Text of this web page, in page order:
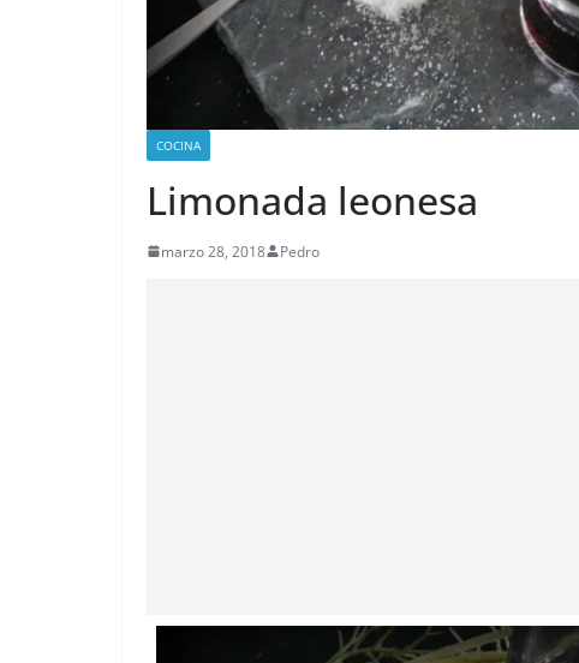
COCINA
Limonada leonesa
marzo 28, 2018 Pedro